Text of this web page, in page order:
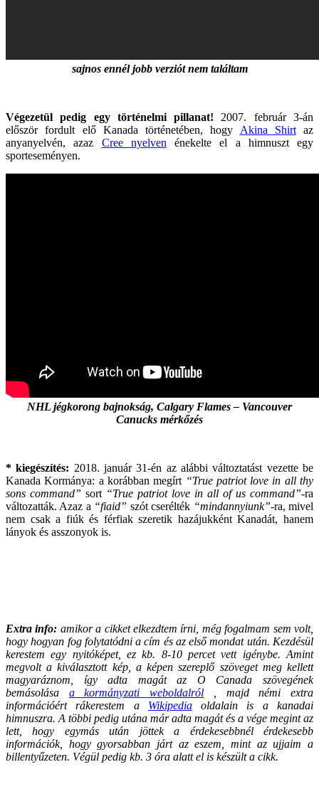
sajnos ennél jobb verziót nem találtam
Végezetül pedig egy történelmi pillanat! 2007. február 3-án
először fordult elő Kanada történetében, hogy Akina Shirtaz
anyanyelvén, azaz Cree nyelven énekelte el a himnuszt egy
sporteseményen.
NHL jégkorong bajnokság, Calgary Flames – Vancouver
Canucks mérkőzés
* kiegészítés: 2018. január 31-én az alábbi változtatást vezette be
Kanada Kormánya: a korábban megírt “True patriot love in all thy
sons command” sort “True patriot love in all of us command”-ra
változatták. Azaz a “fiaid” szót cserélték “mindannyiunk”-ra, mivel
nem csak a fiúk és férfiak szeretik hazájukként Kanadát, hanem
lányok és asszonyok is.
Extra info: amikor a cikket elkezdtem írni, még fogalmam sem volt,
hogy hogyan fog folytatódni a cím és az első mondat után. Kezdésül
kerestem egy nyitóképet, ez kb. 8-10 percet vett igénybe. Amint
megvolt a kiválasztott kép, a képen szereplő szöveget meg kellett
magyaráznom, így adta magát az O Canada szövegének
bemásolása a kormányzati weboldalról , majd némi extra
információért rákerestem a Wikipediaoldalain is a kanadai
himnuszra. A többi pedig utána már adta magát és a vége megint az
lett, hogy egymás után jöttek a érdekesebbnél érdekesebb
információk, hogy gyorsabban járt az eszem, mint az ujjaim a
billentyűzeten. Végül pedig kb. 3 óra alatt el is készült a cikk.